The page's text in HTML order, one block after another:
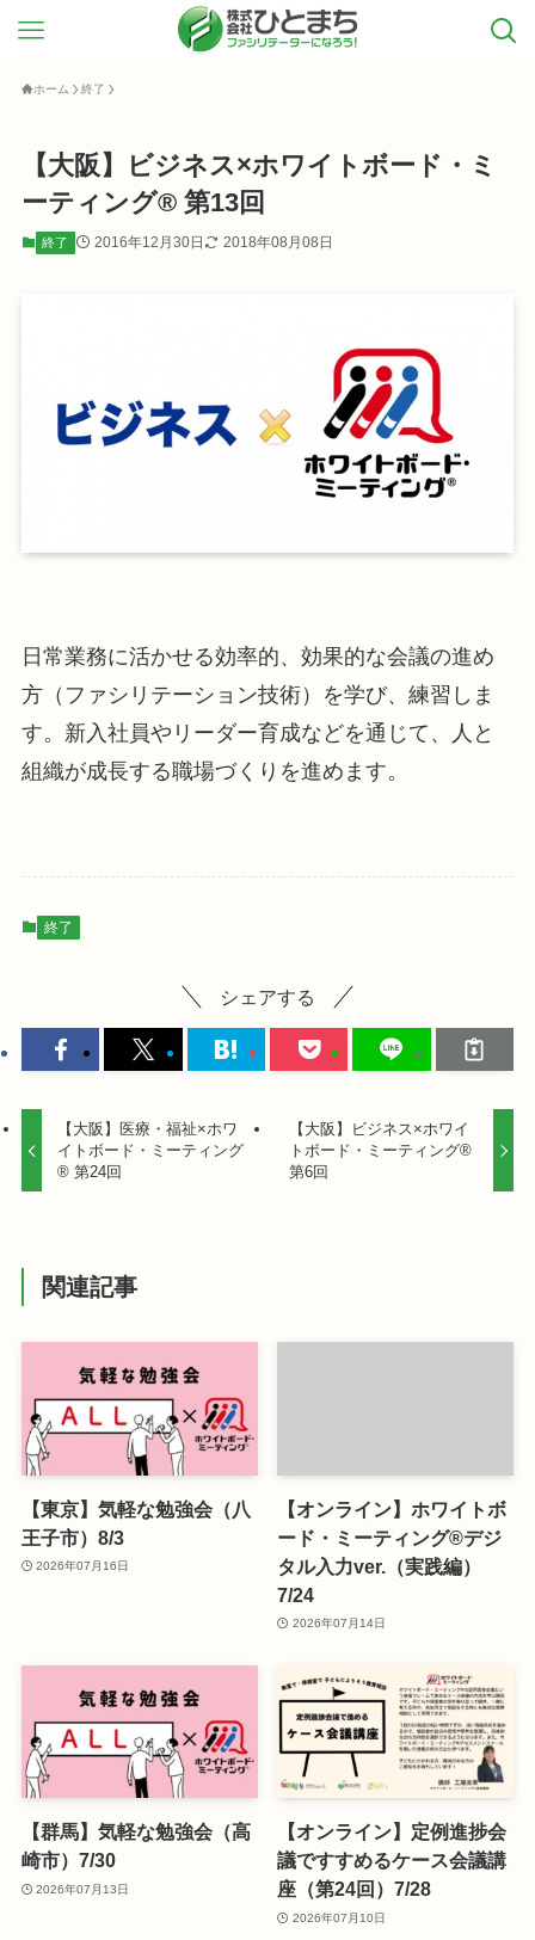
ホーム 終了
【大阪】ビジネス×ホワイトボード・ミ
ーティング® 第13回
終了 2016年12月30日 2018年08月08日
日常業務に活かせる効率的、効果的な会議の進め
方（ファシリテーション技術）を学び、練習しま
す。新入社員やリーダー育成などを通じて、人と
組織が成長する職場づくりを進めます。
終了
シェアする
【大阪】医療・福祉×ホワ
イトボード・ミーティング
® 第24回
【大阪】ビジネス×ホワイ
トボード・ミーティング®
第6回
関連記事
【東京】気軽な勉強会（八
王子市）8/3
2026年07月16日
【オンライン】ホワイトボ
ード・ミーティング®デジ
タル入力ver.（実践編）
7/24
2026年07月14日
【群馬】気軽な勉強会（高
崎市）7/30
2026年07月13日
【オンライン】定例進捗会
議ですすめるケース会議講
座（第24回）7/28
2026年07月10日